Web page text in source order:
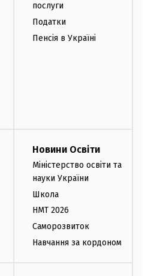
послуги
Податки
Пенсія в Україні
Новини Освіти
Міністерство освіти та
науки України
Школа
НМТ 2026
Саморозвиток
Навчання за кордоном